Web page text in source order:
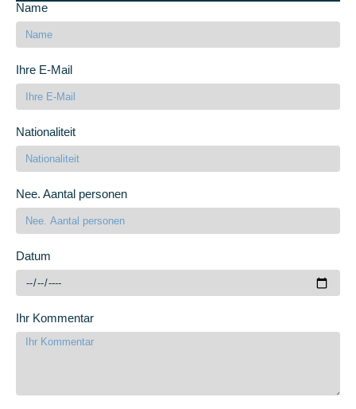
Name
Ihre E-Mail
Nationaliteit
Nee. Aantal personen
Datum
Ihr Kommentar